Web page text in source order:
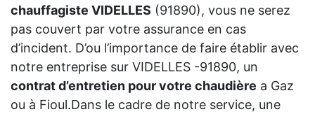
chauffagiste VIDELLES (91890), vous ne serez
pas couvert par votre assurance en cas
d’incident. D’ou l’importance de faire établir avec
notre entreprise sur VIDELLES -91890, un
contrat d’entretien pour votre chaudière a Gaz
ou à Fioul.Dans le cadre de notre service, une